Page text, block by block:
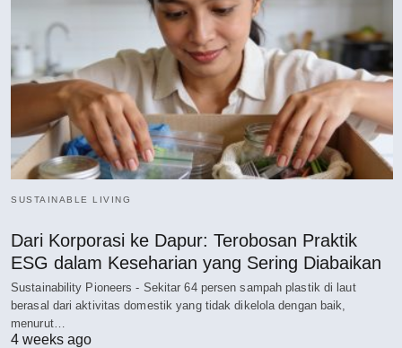
SUSTAINABLE LIVING
Dari Korporasi ke Dapur: Terobosan Praktik
ESG dalam Keseharian yang Sering Diabaikan
Sustainability Pioneers - Sekitar 64 persen sampah plastik di laut
berasal dari aktivitas domestik yang tidak dikelola dengan baik,
menurut…
4 weeks ago